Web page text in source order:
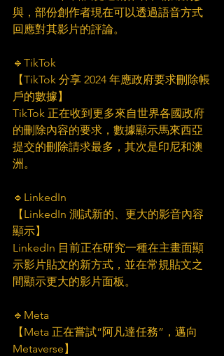
與，部份創作者現在可以透過語音方式
回應對其影片的評論。
🔹TikTok
【TikTok 分享 2024 年應政府要求刪除帳
戶的數據】
TikTok 正在收到更多來自世界各國政府
的刪除內容的要求，數據顯示馬來西亞
提交的刪除請求最多，其次是印尼和澳
洲。
🔹LinkedIn
【LinkedIn 測試新的、更大的影音內容
顯示】
LinkedIn 目前正在研究一種在主畫面顯
示影片貼文的新方式，並在常規貼文之
間顯示更大的影片面板。
🔹Meta
【Meta 正在嘗試“阿凡達任務”，邁向
Metaverse】